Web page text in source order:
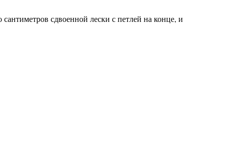
сантиметров сдвоенной лески с петлей на конце, и